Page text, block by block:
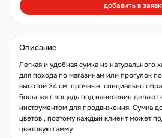
добавить в
Описание
Легкая и удобная сумка из натурального
для похода по магазинам или прогулок
высотой 34 см, прочные, специально
большая площадь под нанесение делают
инструментом для продвижения. Сумка
цветов , поэтому каждый клиент может
цветовую гамму.